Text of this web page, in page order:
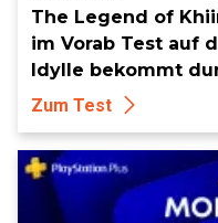
The Legend of
im Vorab Test auf
Idylle bekommt
Zum Test